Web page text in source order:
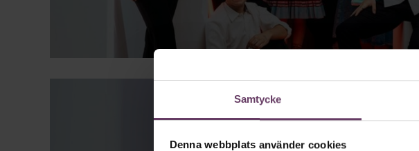
Samtycke
Denna webbplats använder cookies